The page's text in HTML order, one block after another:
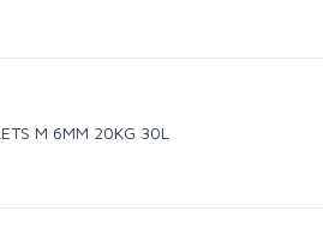
M 6MM 20KG 30L